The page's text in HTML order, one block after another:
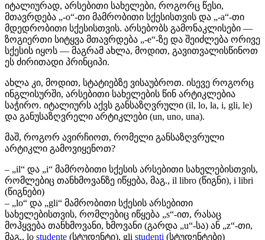
იტალიურად, არსებითი სახელები, როგორც წესი,
მთავრდება „-o“-თი მამრობითი სქესისთვის და „-a“-თი
მდედრობითი სქესისთვის. არსებობს გამონაკლისები —
ზოგიერთი სიტყვა მთავრდება „-e“-ზე და შეიძლება ორივე
სქესის იყოს — მაგრამ ახლა, მოდით, გავითვალისწინოთ
ეს ძირითადი პრინციპი.
ახლა კი, მოდით, სტატიებზე ვისაუბროთ. ისევე როგორც
ინგლისურში, არსებითი სახელების წინ არტიკლებია
საჭირო. იტალიურს აქვს განსაზღვრული (il, lo, la, i, gli, le)
და განუსაზღვრელი არტიკლები (un, uno, una).
მაშ, როგორ ავირჩიოთ, რომელი განსაზღვრული
არტიკლი გამოვიყენოთ?
– „il“ და „i“ მამრობითი სქესის არსებითი სახელებისთვის,
რომლებიც თანხმოვანზე იწყება, მაგ., il libro (წიგნი), i libri
(წიგნები)
– „lo“ და „gli“ მამრობითი სქესის არსებითი
სახელებისთვის, რომლებიც იწყება „s“-ით, რასაც
მოჰყვება თანხმოვანი, ხმოვანი (გარდა „u“-სა) ან „z“-თი,
მაგ., lo studente (სტუდენტი), gli studenti (სტუდენტები)